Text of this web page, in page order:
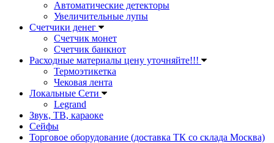
Автоматические детекторы
Увеличительные лупы
Счетчики денег
Счетчик монет
Счетчик банкнот
Расходные материалы цену уточняйте!!!
Термоэтикетка
Чековая лента
Локальные Сети
Legrand
Звук, ТВ, караоке
Сейфы
Торговое оборудование (доставка ТК со склада Москва)